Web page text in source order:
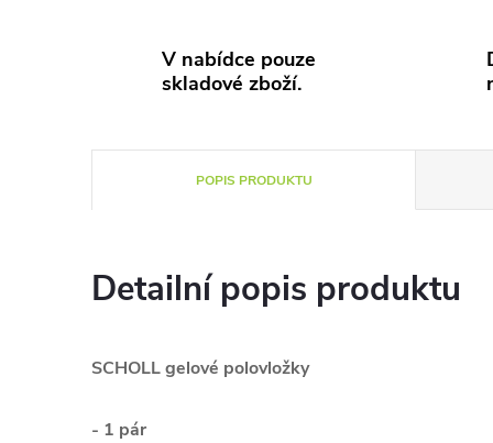
V nabídce pouze
skladové zboží.
POPIS PRODUKTU
Detailní popis produktu
SCHOLL gelové polovložky
- 1 pár